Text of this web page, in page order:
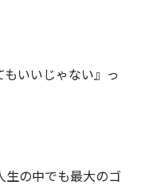
もいいじゃない』っ
生の中でも最大のゴ